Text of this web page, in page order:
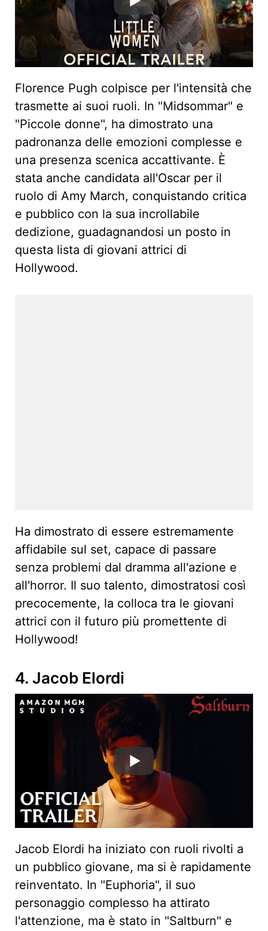
Florence Pugh colpisce per l'intensità che
trasmette ai suoi ruoli. In "Midsommar" e
"Piccole donne", ha dimostrato una
padronanza delle emozioni complesse e
una presenza scenica accattivante. È
stata anche candidata all'Oscar per il
ruolo di Amy March, conquistando critica
e pubblico con la sua incrollabile
dedizione, guadagnandosi un posto in
questa lista di giovani attrici di
Hollywood.
Ha dimostrato di essere estremamente
affidabile sul set, capace di passare
senza problemi dal dramma all'azione e
all'horror. Il suo talento, dimostratosi così
precocemente, la colloca tra le giovani
attrici con il futuro più promettente di
Hollywood!
4. Jacob Elordi
Jacob Elordi ha iniziato con ruoli rivolti a
un pubblico giovane, ma si è rapidamente
reinventato. In "Euphoria", il suo
personaggio complesso ha attirato
l'attenzione, ma è stato in "Saltburn" e